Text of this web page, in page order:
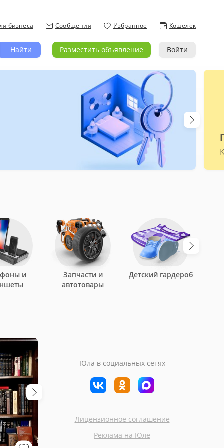
бизнеса Сообщения Избранное Кошелек
Найти Разместить объявление Войти
и
Запчасти и
автотовары
Детский гардероб
Юла в социальных сетях
Лицензионное соглашение
Реклама на Юле